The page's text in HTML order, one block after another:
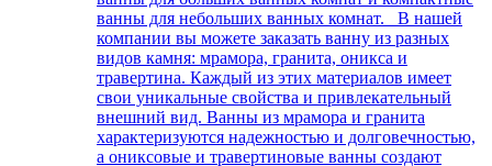
ванны для небольших ванных комнат. В нашей
компании вы можете заказать ванну из разных
видов камня: мрамора, гранита, оникса и
травертина. Каждый из этих материалов имеет
свои уникальные свойства и привлекательный
внешний вид. Ванны из мрамора и гранита
характеризуются надежностью и долговечностью,
а ониксовые и травертиновые ванны создают